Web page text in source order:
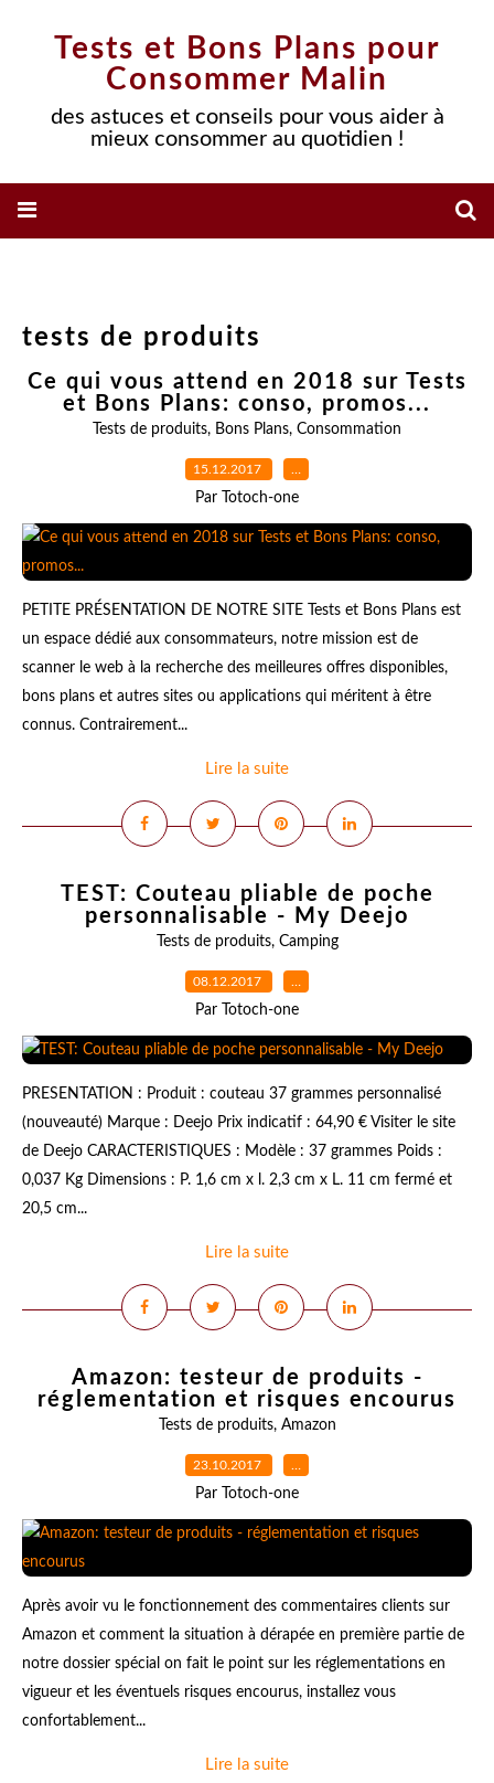
Tests et Bons Plans pour
Consommer Malin
des astuces et conseils pour vous aider à
mieux consommer au quotidien !
tests de produits
Ce qui vous attend en 2018 sur Tests
et Bons Plans: conso, promos...
Tests de produits, Bons Plans, Consommation
15.12.2017 …
Par Totoch-one
PETITE PRÉSENTATION DE NOTRE SITE Tests et Bons Plans est
un espace dédié aux consommateurs, notre mission est de
scanner le web à la recherche des meilleures offres disponibles,
bons plans et autres sites ou applications qui méritent à être
connus. Contrairement...
Lire la suite
TEST: Couteau pliable de poche
personnalisable - My Deejo
Tests de produits, Camping
08.12.2017 …
Par Totoch-one
PRESENTATION : Produit : couteau 37 grammes personnalisé
(nouveauté) Marque : Deejo Prix indicatif : 64,90 € Visiter le site
de Deejo CARACTERISTIQUES : Modèle : 37 grammes Poids :
0,037 Kg Dimensions : P. 1,6 cm x l. 2,3 cm x L. 11 cm fermé et
20,5 cm...
Lire la suite
Amazon: testeur de produits -
réglementation et risques encourus
Tests de produits, Amazon
23.10.2017 …
Par Totoch-one
Après avoir vu le fonctionnement des commentaires clients sur
Amazon et comment la situation à dérapée en première partie de
notre dossier spécial on fait le point sur les réglementations en
vigueur et les éventuels risques encourus, installez vous
confortablement...
Lire la suite